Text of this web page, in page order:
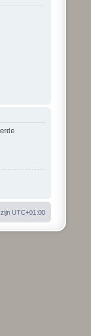
UTC+01:00